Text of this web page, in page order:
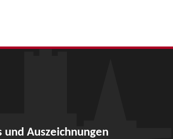
und Auszeichnungen